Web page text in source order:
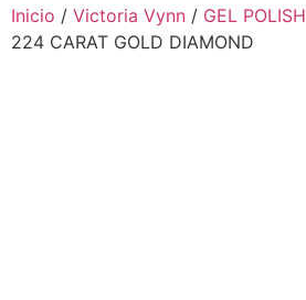
Inicio / Victoria Vynn / GEL POLISH
224 CARAT GOLD DIAMOND